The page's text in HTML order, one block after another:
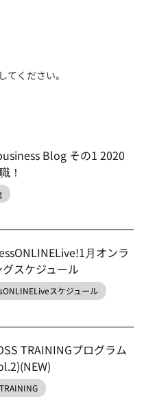
してください。
Blog その1 2020
！
月オンラ
スケジュール
スケジュール
TRAININGプログラム